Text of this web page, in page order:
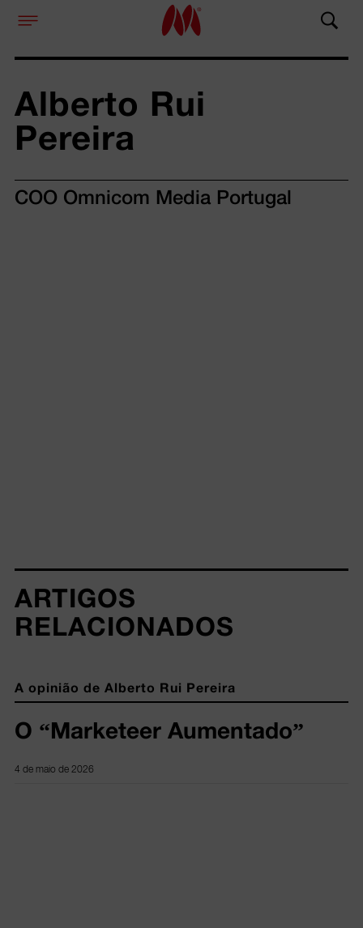
Alberto Rui
Pereira
COO Omnicom Media Portugal
ARTIGOS
RELACIONADOS
A opinião de Alberto Rui Pereira
O “Marketeer Aumentado”
4 de maio de 2026